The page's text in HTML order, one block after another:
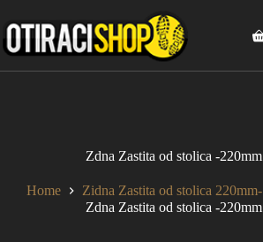
to
content
Zdna Zastita od stolica -220mm
Home
Zidna Zastita od stolica
Zdna Zastita od stolica -220mm